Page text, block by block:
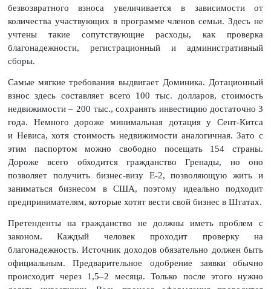
безвозвратного взноса увеличивается в зависимости от
количества участвующих в программе членов семьи. Здесь не
учтены такие сопутствующие расходы, как проверка
благонадежности, регистрационный и административный
сборы.
Самые мягкие требования выдвигает Доминика. Дотационный
взнос здесь составляет всего 100 тыс. долларов, стоимость
недвижимости – 200 тыс., сохранять инвестицию достаточно 3
года. Немного дороже минимальная дотация у Сент-Китса
и Невиса, хотя стоимость недвижимости аналогичная. Зато с
этим паспортом можно свободно посещать 154 страны.
Дороже всего обходится гражданство Гренады, но оно
позволяет получить бизнес-визу Е-2, позволяющую жить и
заниматься бизнесом в США, поэтому идеально подходит
предпринимателям, которые хотят вести свой бизнес в Штатах.
Претенденты на гражданство не должны иметь проблем с
законом. Каждый человек проходит проверку на
благонадежность. Источник доходов обязательно должен быть
официальным. Предварительное одобрение заявки обычно
происходит через 1,5–2 месяца. Только после этого нужно